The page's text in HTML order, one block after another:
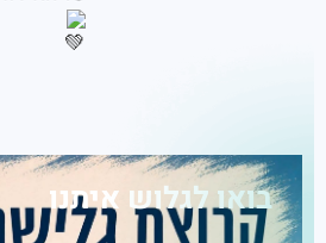
בואו לגלוש איתנו